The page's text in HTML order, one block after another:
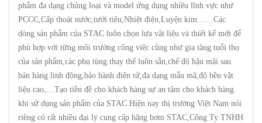
phẩm đa dạng chủng loại và model ứng dụng nhiều lĩnh vực như
PCCC,Cấp thoát nước,tưới tiêu,Nhiệt điện,Luyện kim……Các
dòng sản phẩm của STAC luôn chọn lựa vật liệu và thiết kế mới để
phù hợp với từng môi trường công việc cũng như gia tăng tuổi thọ
của sản phẩm,các phụ tùng thay thế luôn sẵn,chế độ hậu mãi sau
bán hàng linh động,bảo hành điện tử,đa dạng mẫu mã,độ bền vật
liệu cao,…Tạo tiền đề cho khách hàng sự an tâm cho khách hàng
khi sử dụng sản phẩm của STAC.Hiện nay thị trường Việt Nam nói
riêng có rất nhiều đại lý cung cấp hãng bơm STAC,Công Ty TNHH